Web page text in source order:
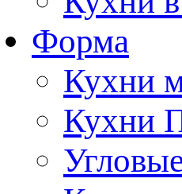
Форма
Кухни
Кухни